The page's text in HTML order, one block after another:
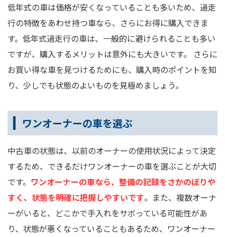
低年式の車は価格が安くなっていることも多いため、過走
行の特徴をあわせ持つ車なら、さらにお得に購入できま
す。低年式過走行の車は、一般的に避けられることも多い
ですが、購入するメリットは意外にも大きいです。 さらに
お買い得な車を見つけるためにも、購入時のポイントを知
り、少しでも状態のよいものを見極めましょう。
ワンオーナーの車を選ぶ
中古車の状態は、以前のオーナーの使用状況によって決定
するため、できるだけワンオーナーの車を選ぶことが大切
です。 ワンオーナーの車なら、整備の記録をさかのぼりや
すく、状態を明確に把握しやすいです。また、複数オーナ
ーがいると、どこかで手入れをサボっている可能性があ
り、状態が悪くなっていることもあるため、ワンオーナー